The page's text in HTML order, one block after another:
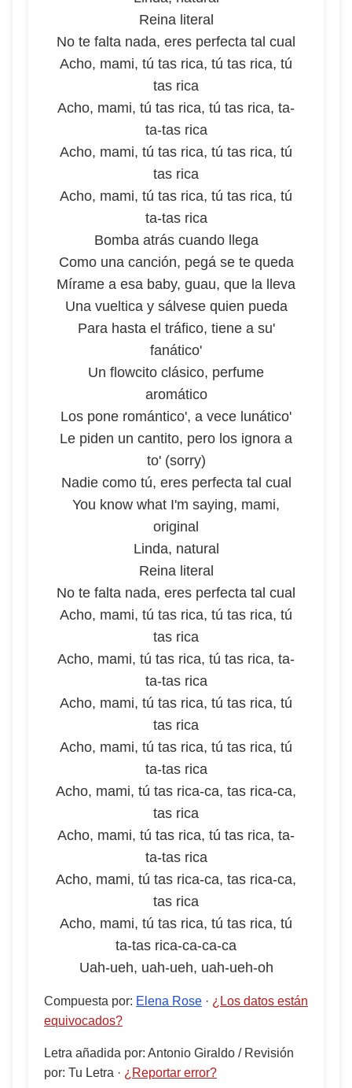
Reina literal
No te falta nada, eres perfecta tal cual
Acho, mami, tú tas rica, tú tas rica, tú
tas rica
Acho, mami, tú tas rica, tú tas rica, ta-
ta-tas rica
Acho, mami, tú tas rica, tú tas rica, tú
tas rica
Acho, mami, tú tas rica, tú tas rica, tú
ta-tas rica
Bomba atrás cuando llеga
Como una canción, pegá se te queda
Mírame a esa baby, guau, que la lleva
Una vueltica y sálvese quien pueda
Para hasta el tráfico, tiene a su'
fanático'
Un flowcito clásico, perfume
aromático
Los pone romántico', a vece lunático'
Le piden un cantito, pero los ignora a
to' (sorry)
Nadie como tú, eres perfecta tal cual
You know what I'm saying, mami,
original
Linda, natural
Reina literal
No te falta nada, eres perfecta tal cual
Acho, mami, tú tas rica, tú tas rica, tú
tas rica
Acho, mami, tú tas rica, tú tas rica, ta-
ta-tas rica
Acho, mami, tú tas rica, tú tas rica, tú
tas rica
Acho, mami, tú tas rica, tú tas rica, tú
ta-tas rica
Acho, mami, tú tas rica-ca, tas rica-ca,
tas rica
Acho, mami, tú tas rica, tú tas rica, ta-
ta-tas rica
Acho, mami, tú tas rica-ca, tas rica-ca,
tas rica
Acho, mami, tú tas rica, tú tas rica, tú
ta-tas rica-ca-ca-ca
Uah-ueh, uah-ueh, uah-ueh-oh
Compuesta por: Elena Rose · ¿Los datos están
equivocados?
Letra añadida por: Antonio Giraldo / Revisión
por: Tu Letra · ¿Reportar error?